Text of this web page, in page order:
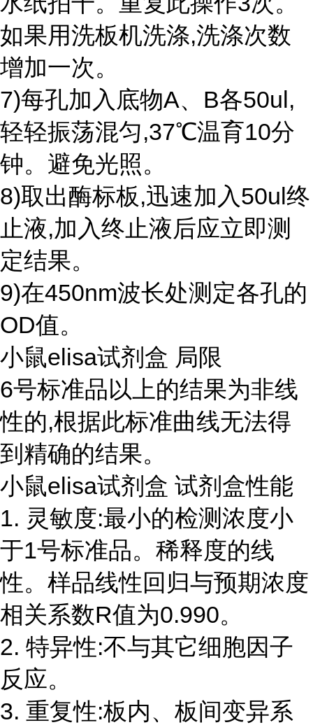
如果用洗板机洗涤,洗涤次数
增加一次。
7)每孔加入底物A、B各50ul,
轻轻振荡混匀,37℃温育10分
钟。避免光照。
8)取出酶标板,迅速加入50ul终
止液,加入终止液后应立即测
定结果。
9)在450nm波长处测定各孔的
OD值。
小鼠elisa试剂盒 局限
6号标准品以上的结果为非线
性的,根据此标准曲线无法得
到精确的结果。
小鼠elisa试剂盒 试剂盒性能
1. 灵敏度:最小的检测浓度小
于1号标准品。稀释度的线
性。样品线性回归与预期浓度
相关系数R值为0.990。
2. 特异性:不与其它细胞因子
反应。
3. 重复性:板内、板间变异系